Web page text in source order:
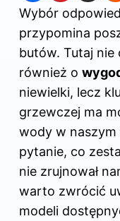
Wybór
przypomina
butów. Tutaj
również o
niewielki, lecz
grzewczej ma
wody w naszym
pytanie, co
nie zrujnował
warto zwrócić
modeli